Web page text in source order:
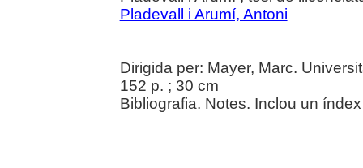
Pladevall i Arumí, Antoni
Dirigida per: Mayer, Marc.
152 p. ; 30 cm
Bibliografia. Notes. Inclou un